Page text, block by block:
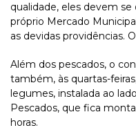
qualidade, eles devem se
próprio Mercado
as devidas providências.
Além dos pescados, o
também, às quartas-
legumes, instalada ao
Pescados, que fica
horas.